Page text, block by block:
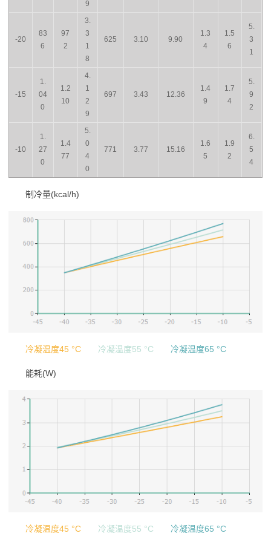
9
-20
83
6
97
2
3.
3
1
8
625 3.10 9.90
1.3
4
1.5
6
5.
3
1
-15
1.
04
0
1.2
10
4.
1
2
9
697 3.43 12.36
1.4
9
1.7
4
5.
9
2
-10
1.
27
0
1.4
77
5.
0
4
0
771 3.77 15.16
1.6
5
1.9
2
6.
5
4
制冷量(kcal/h)
冷凝温度45 °C 冷凝温度55 °C 冷凝温度65 °C
能耗(W)
冷凝温度45 °C 冷凝温度55 °C 冷凝温度65 °C